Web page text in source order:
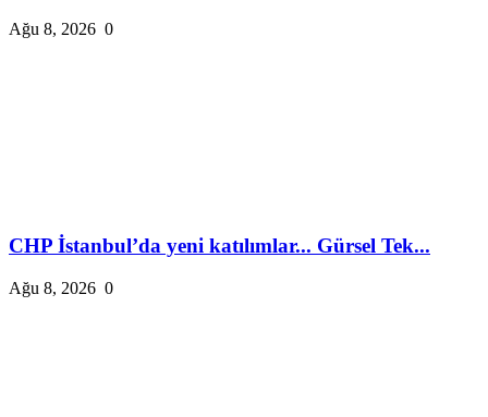
Ağu 8, 2026 0
CHP İstanbul’da yeni katılımlar... Gürsel Tek...
Ağu 8, 2026 0